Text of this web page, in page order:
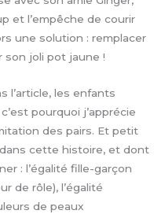
et l’empêche de courir
une solution : remplacer
son joli pot jaune !
l’article, les enfants
pourquoi j’apprécie
des pairs. Et petit
cette histoire, et dont
: l’égalité fille-garçon
de rôle), l’égalité
de peaux